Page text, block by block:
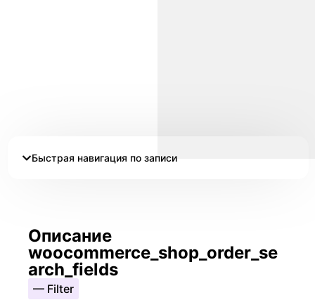
Быстрая навигация по записи
Описание
woocommerce_shop_order_se
arch_fields
— Filter